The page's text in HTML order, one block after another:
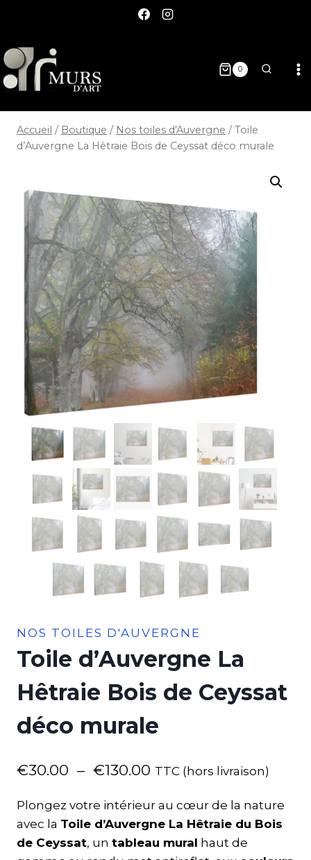
0
Accueil / Boutique / Nos toiles d'Auvergne / Toile
d’Auvergne La Hêtraie Bois de Ceyssat déco murale
NOS TOILES D'AUVERGNE
Toile d’Auvergne La
Hêtraie Bois de Ceyssat
déco murale
€30.00 – €130.00 TTC (hors livraison)
Plongez votre intérieur au cœur de la nature
avec la Toile d’Auvergne La Hêtraie du Bois
de Ceyssat, un tableau mural haut de